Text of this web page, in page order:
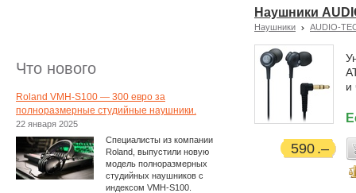
Наушники
Наушники AUDIO-
и
590
Что нового
Roland VMH-S100 — 300 евро за
полноразмерные студийные наушники.
22 января 2025
Специалисты из компании
Roland, выпустили новую
модель полноразмерных
студийных наушников с
индексом VMH-S100.